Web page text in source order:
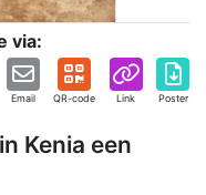
via:
Email QR-code Link Poster
Kenia een